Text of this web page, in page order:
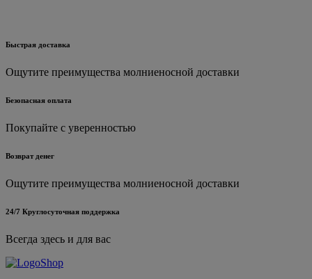
Быстрая доставка
Ощутите преимущества молниеносной доставки
Безопасная оплата
Покупайте с уверенностью
Возврат денег
Ощутите преимущества молниеносной доставки
24/7 Круглосуточная поддержка
Всегда здесь и для вас